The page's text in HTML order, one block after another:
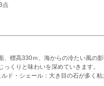
点
、標高330ｍ、海からの冷たい風の
っくりと味わいを深めていきます。
ド・シェール：大き目の石が多く